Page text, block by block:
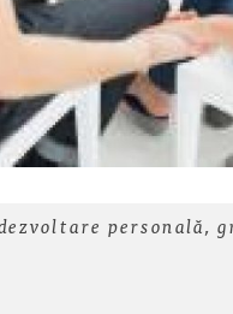
personală,